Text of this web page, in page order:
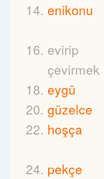
enikonu
evirip
çevirmek
eygü
güzelce
hoşça
pekçe